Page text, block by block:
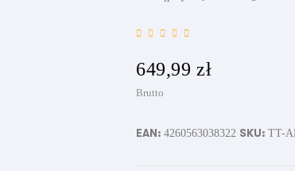
649,99 zł
Brutto
EAN: 4260563038322 SKU: TT-